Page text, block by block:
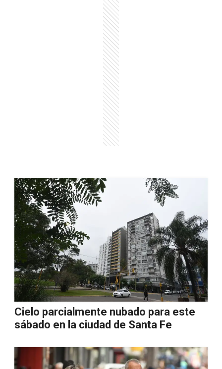
Cielo parcialmente nubado para este
sábado en la ciudad de Santa Fe